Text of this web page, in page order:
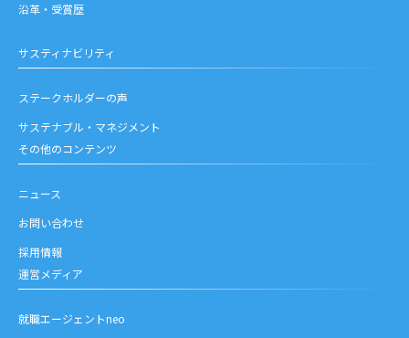
沿革・受賞歴
サスティナビリティ
ステークホルダーの声
サステナブル・マネジメント
その他のコンテンツ
ニュース
お問い合わせ
採用情報
運営メディア
就職エージェントneo